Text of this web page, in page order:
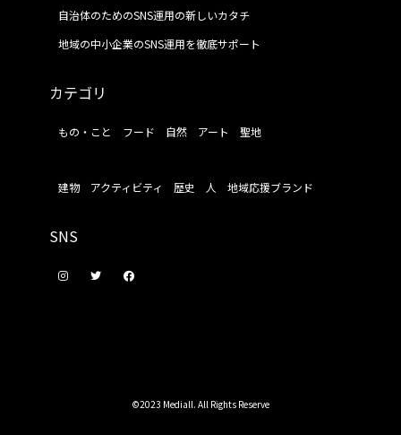
自治体のためのSNS運用の新しいカタチ
地域の中小企業のSNS運用を徹底サポート
カテゴリ
もの・こと フード 自然 アート 聖地
建物 アクティビティ 歴史 人 地域応援ブランド
SNS
©2023 Mediall. All Rights Reserve